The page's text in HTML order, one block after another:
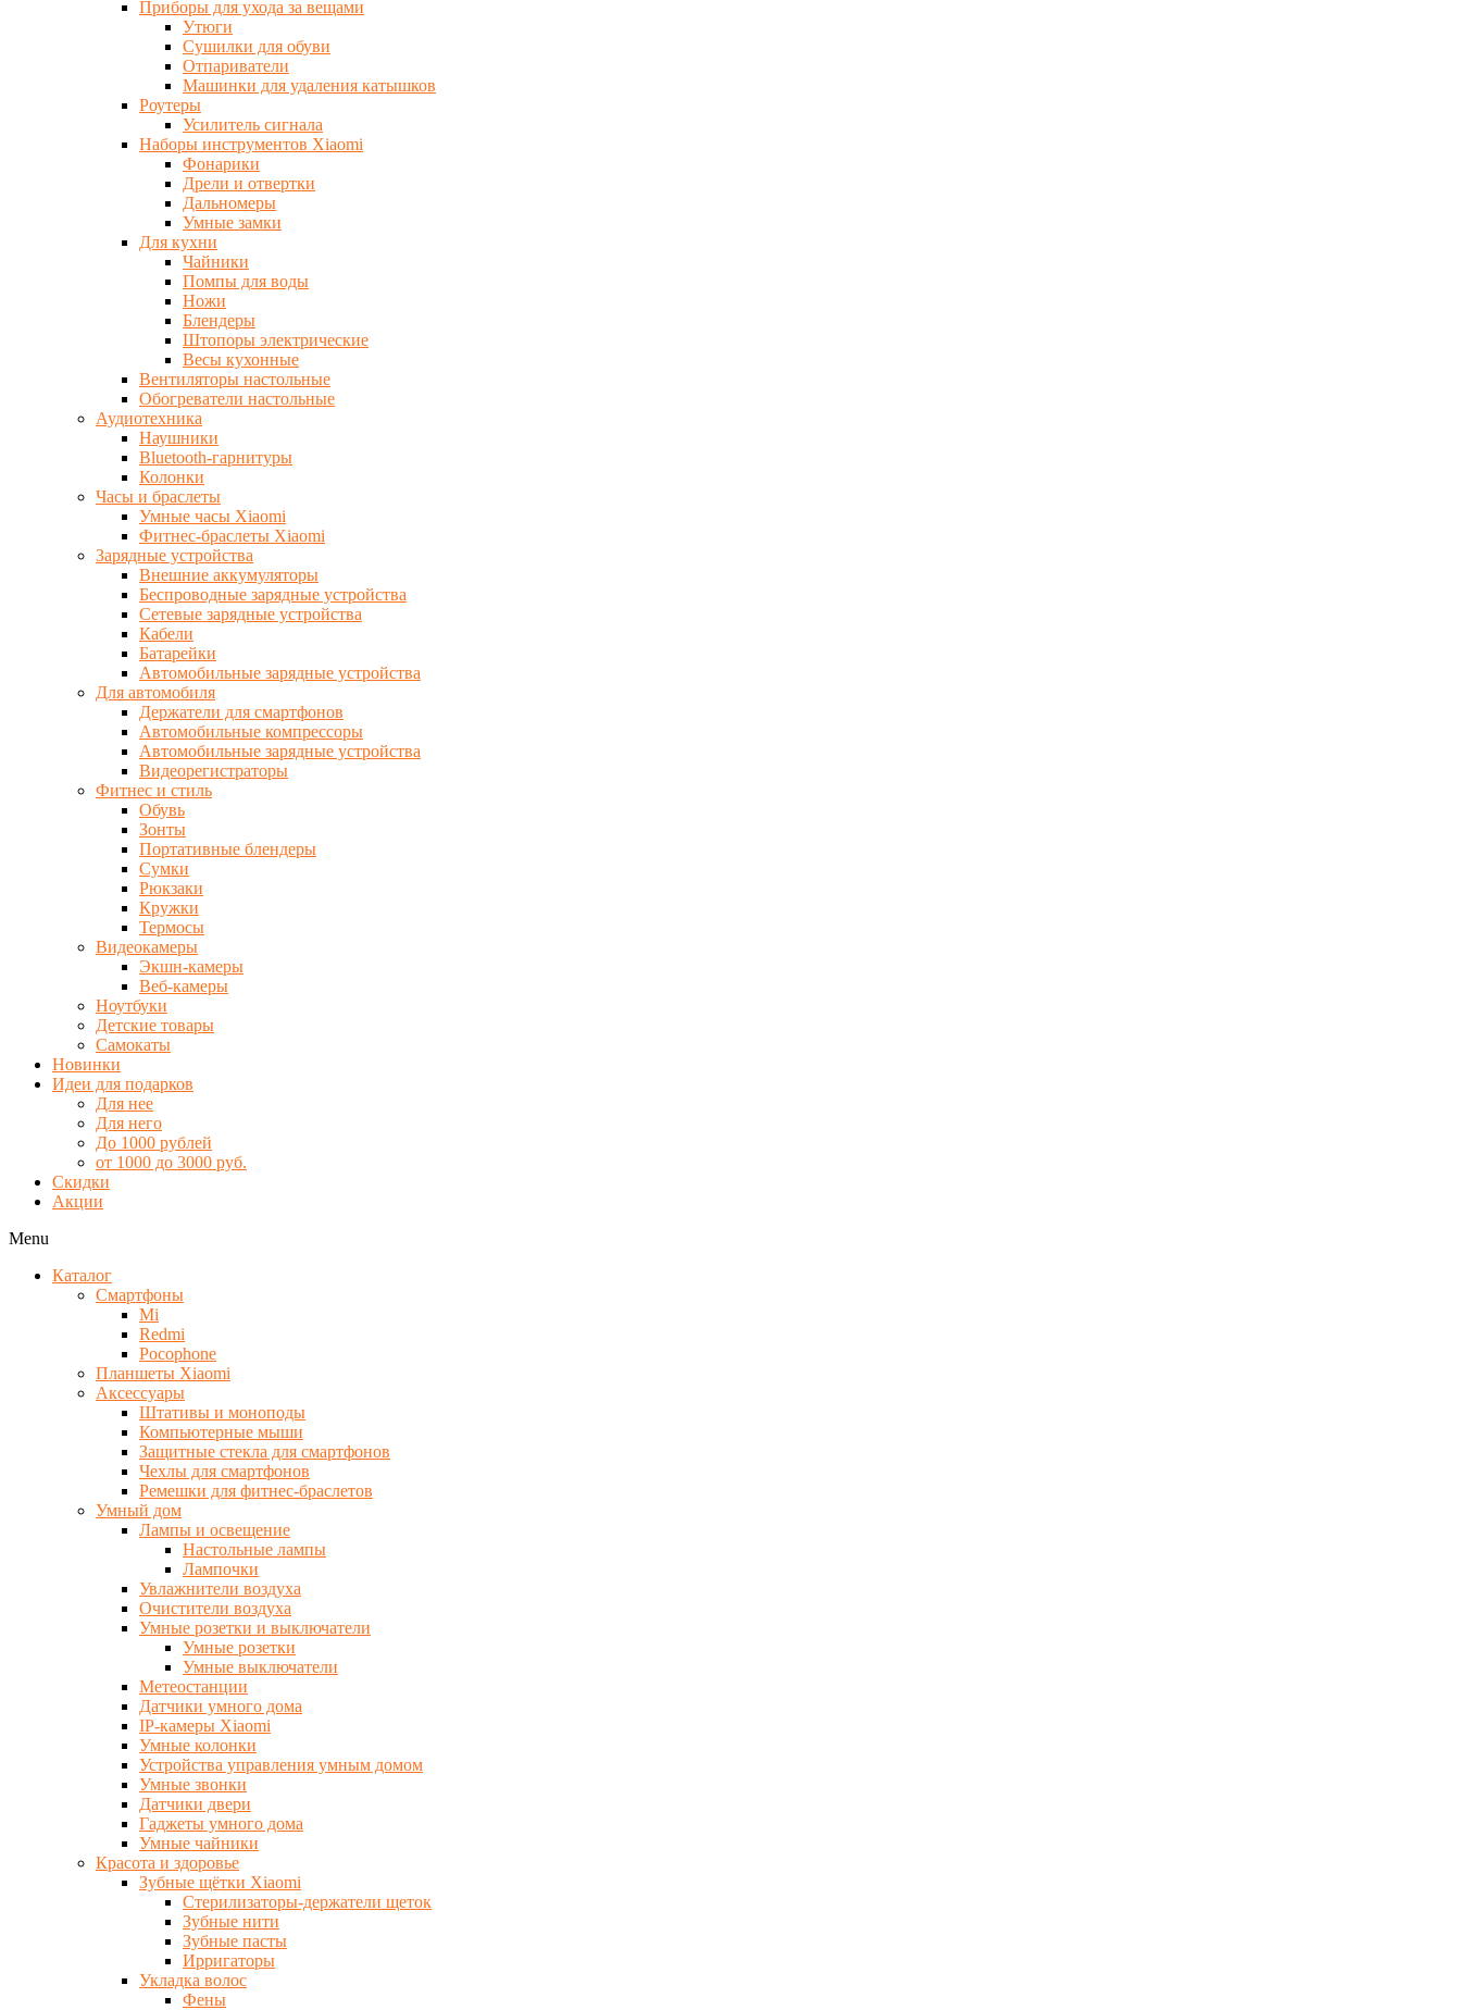
Приборы для ухода за вещами
Утюги
Сушилки для обуви
Отпариватели
Машинки для удаления катышков
Роутеры
Усилитель сигнала
Наборы инструментов Xiaomi
Фонарики
Дрели и отвертки
Дальномеры
Умные замки
Для кухни
Чайники
Помпы для воды
Ножи
Блендеры
Штопоры электрические
Весы кухонные
Вентиляторы настольные
Обогреватели настольные
Аудиотехника
Наушники
Bluetooth-гарнитуры
Колонки
Часы и браслеты
Умные часы Xiaomi
Фитнес-браслеты Xiaomi
Зарядные устройства
Внешние аккумуляторы
Беспроводные зарядные устройства
Сетевые зарядные устройства
Кабели
Батарейки
Автомобильные зарядные устройства
Для автомобиля
Держатели для смартфонов
Автомобильные компрессоры
Автомобильные зарядные устройства
Видеорегистраторы
Фитнес и стиль
Обувь
Зонты
Портативные блендеры
Сумки
Рюкзаки
Кружки
Термосы
Видеокамеры
Экшн-камеры
Веб-камеры
Ноутбуки
Детские товары
Самокаты
Новинки
Идеи для подарков
Для нее
Для него
До 1000 рублей
от 1000 до 3000 руб.
Скидки
Акции
Menu
Каталог
Смартфоны
Mi
Redmi
Pocophone
Планшеты Xiaomi
Аксессуары
Штативы и моноподы
Компьютерные мыши
Защитные стекла для смартфонов
Чехлы для смартфонов
Ремешки для фитнес-браслетов
Умный дом
Лампы и освещение
Настольные лампы
Лампочки
Увлажнители воздуха
Очистители воздуха
Умные розетки и выключатели
Умные розетки
Умные выключатели
Метеостанции
Датчики умного дома
IP-камеры Xiaomi
Умные колонки
Устройства управления умным домом
Умные звонки
Датчики двери
Гаджеты умного дома
Умные чайники
Красота и здоровье
Зубные щётки Xiaomi
Стерилизаторы-держатели щеток
Зубные нити
Зубные пасты
Ирригаторы
Укладка волос
Фены